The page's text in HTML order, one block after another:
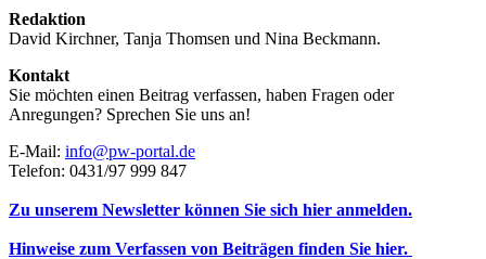
Redaktion
David Kirchner, Tanja Thomsen und Nina Beckmann.
Kontakt
Sie möchten einen Beitrag verfassen, haben Fragen oder
Anregungen? Sprechen Sie uns an!
E-Mail: info@pw-portal.de
Telefon: 0431/97 999 847
Zu unserem Newsletter können Sie sich hier anmelden.
Hinweise zum Verfassen von Beiträgen finden Sie hier.